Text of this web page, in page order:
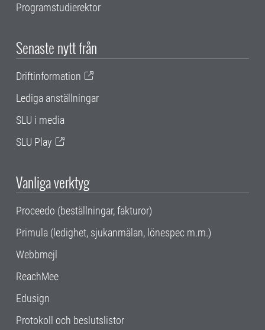
Programstudierektor
Senaste nytt från
Driftinformation
Lediga anställningar
SLU i media
SLU Play
Vanliga verktyg
Proceedo (beställningar, fakturor)
Primula (ledighet, sjukanmälan, lönespec m.m.)
Webbmejl
ReachMee
Edusign
Protokoll och beslutslistor